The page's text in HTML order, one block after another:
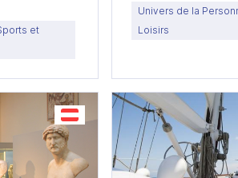
et
Univers de la
Loisirs